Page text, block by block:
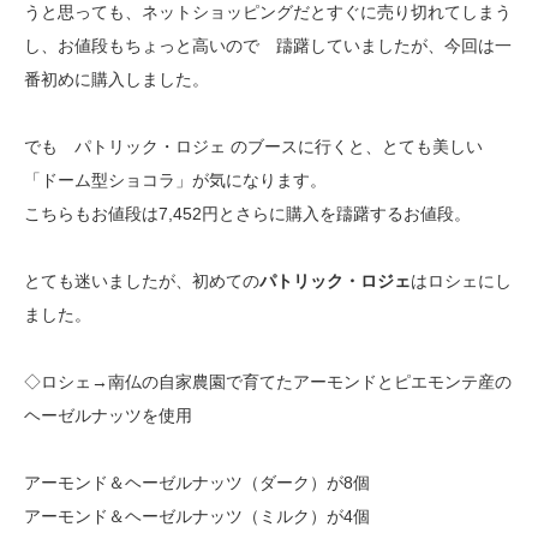
うと思っても、ネットショッピングだとすぐに売り切れてしまう
し、お値段もちょっと高いので 躊躇していましたが、今回は一
番初めに購入しました。
でも パトリック・ロジェ のブースに行くと、とても美しい
「ドーム型ショコラ」が気になります。
こちらもお値段は7,452円とさらに購入を躊躇するお値段。
とても迷いましたが、初めてのパトリック・ロジェはロシェにし
ました。
◇ロシェ→南仏の自家農園で育てたアーモンドとピエモンテ産の
ヘーゼルナッツを使用
アーモンド＆ヘーゼルナッツ（ダーク）が8個
アーモンド＆ヘーゼルナッツ（ミルク）が4個